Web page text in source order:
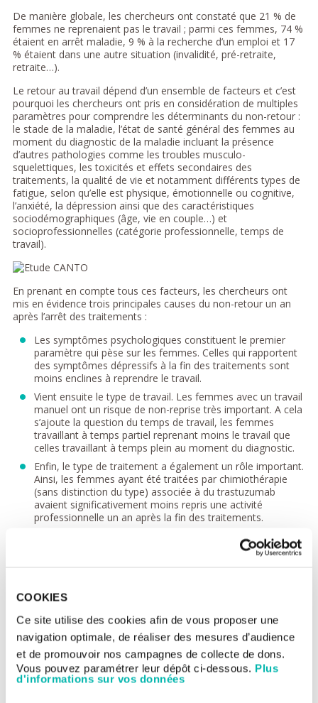
COOKIES
Ce site utilise des cookies afin de vous proposer une
navigation optimale, de réaliser des mesures d’audience
et de promouvoir nos campagnes de collecte de dons.
Vous pouvez paramétrer leur dépôt ci-dessous. Plus
d'informations sur vos données
De manière globale, les chercheurs ont constaté que 21 % de
femmes ne reprenaient pas le travail ; parmi ces femmes, 74 %
étaient en arrêt maladie, 9 % à la recherche d’un emploi et 17
% étaient dans une autre situation (invalidité, pré-retraite,
retraite…).
Le retour au travail dépend d’un ensemble de facteurs et c’est
pourquoi les chercheurs ont pris en considération de multiples
paramètres pour comprendre les déterminants du non-retour :
le stade de la maladie, l’état de santé général des femmes au
moment du diagnostic de la maladie incluant la présence
d’autres pathologies comme les troubles musculo-
squelettiques, les toxicités et effets secondaires des
traitements, la qualité de vie et notamment différents types de
fatigue, selon qu’elle est physique, émotionnelle ou cognitive,
l’anxiété, la dépression ainsi que des caractéristiques
sociodémographiques (âge, vie en couple…) et
socioprofessionnelles (catégorie professionnelle, temps de
travail).
En prenant en compte tous ces facteurs, les chercheurs ont
mis en évidence trois principales causes du non-retour un an
après l’arrêt des traitements :
Les symptômes psychologiques constituent le premier
paramètre qui pèse sur les femmes. Celles qui rapportent
des symptômes dépressifs à la fin des traitements sont
moins enclines à reprendre le travail.
Vient ensuite le type de travail. Les femmes avec un travail
manuel ont un risque de non-reprise très important. A cela
s’ajoute la question du temps de travail, les femmes
travaillant à temps partiel reprenant moins le travail que
celles travaillant à temps plein au moment du diagnostic.
Enfin, le type de traitement a également un rôle important.
Ainsi, les femmes ayant été traitées par chimiothérapie
(sans distinction du type) associée à du trastuzumab
avaient significativement moins repris une activité
professionnelle un an après la fin des traitements.
Toutes choses égales par ailleurs, par exemple le même type de
chirurgie ou la prise en compte des symptômes dépressifs, le fait
d’explication satisfaisante à son rôle : ce médicament n’ayant pas
une toxicité considérée comme sévère (grade 3 ou 4), il ne devrait
pas avoir un tel impact sur l’emploi. Est-ce sa toxicité à long
terme, même si elle est faible, la cause ? Est-ce la formulation par
voie intraveineuse et son administration à l’hôpital sur une
longue durée qui joue ? Nous sommes en train d’affiner les
paramètres pour mieux comprendre" conclut Ines Vaz-Luis,
oncologue à Gustave Roussy et co-auteur de l’article.